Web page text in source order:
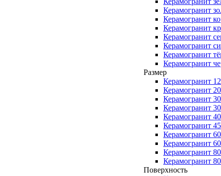
Керамогранит
Керамогранит
Керамогранит
Керамогранит
Керамогранит
Керамогранит
Керамогранит
Размер
Керамогранит
Керамогранит
Керамогранит
Керамогранит
Керамогранит
Керамогранит
Керамогранит
Керамогранит
Керамогранит
Керамогранит
Поверхность